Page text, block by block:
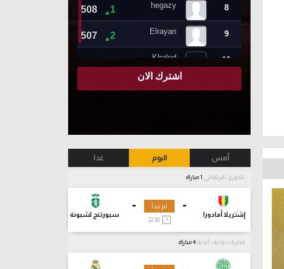
أمس اليوم غدا
الدوري البرتغالي
-
إشتريلا أمادورا
-
سبورتنج لشبونة
لم تبدأ
22:30
مباريات ودية - أندية